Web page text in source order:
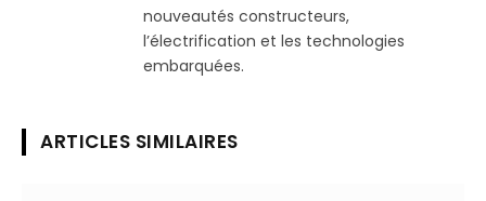
nouveautés constructeurs,
l’électrification et les technologies
embarquées.
ARTICLES SIMILAIRES